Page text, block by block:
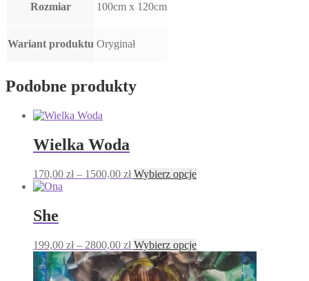
Rozmiar 100cm x 120cm
Wariant produktu Oryginał
Podobne produkty
Wielka Woda
170,00 zł – 1500,00 złZakres
Wybierz opcjeTen
można
wybrać
na
She
199,00 zł – 2800,00 złZakres
cen:
od
Wybierz opcjeTen
produkt
ma